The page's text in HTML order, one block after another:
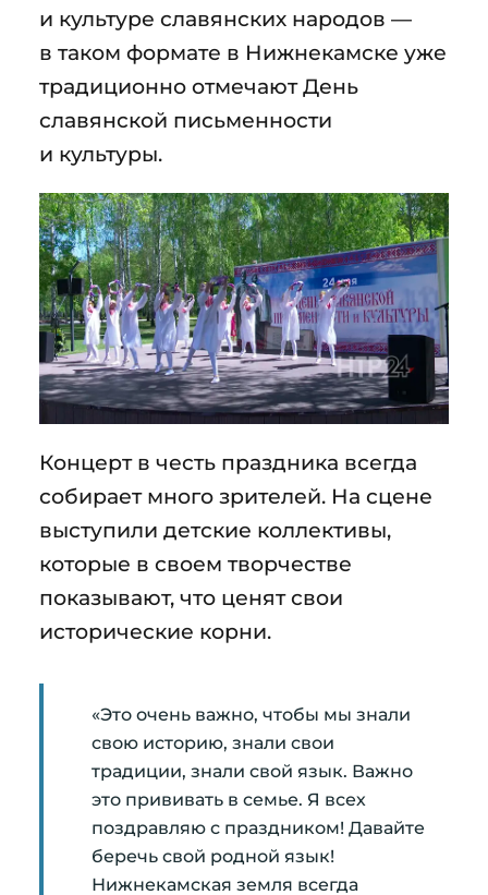
и культуре славянских народов —
в таком формате в Нижнекамске уже
традиционно отмечают День
славянской письменности
и культуры.
Концерт в честь праздника всегда
собирает много зрителей. На сцене
выступили детские коллективы,
которые в своем творчестве
показывают, что ценят свои
исторические корни.
«Это очень важно, чтобы мы знали
свою историю, знали свои
традиции, знали свой язык. Важно
это прививать в семье. Я всех
поздравляю с праздником! Давайте
беречь свой родной язык!
Нижнекамская земля всегда